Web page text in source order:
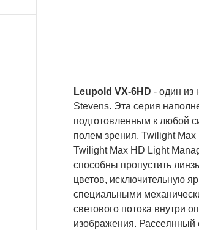
Leupold VX-6HD - один из
Stevens. Эта серия
подготовленным к любой
полем зрения. Twilight Max
Twilight Max HD Light
способны пропустить
цветов, исключительную
специальными
светового потока внутри
изображения. Рассеянный